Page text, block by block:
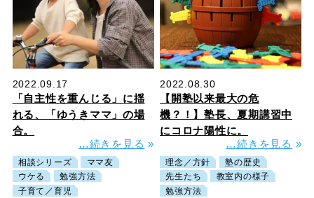
2022.09.17
「自主性を重んじる」に揺
れる、「ゆうきママ」の場
合。
…続きを見る »
相談シリーズ
ママ友
ウケる
勉強方法
子育て／育児
2022.08.30
【開塾以来最大の危
機？！】塾長、夏期講習中
にコロナ陽性に。
…続きを見る »
理念／方針
塾の歴史
先生たち
教室内の様子
勉強方法